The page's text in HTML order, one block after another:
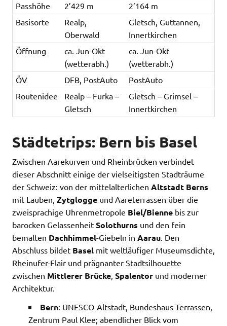
Passhöhe 2’429 m
2’164 m
Basisorte
Realp,
Oberwald
Gletsch, Guttannen,
Innertkirchen
Öffnung
ca. Jun-Okt
(wetterabh.)
ca. Jun-Okt
(wetterabh.)
ÖV
DFB, PostAuto
PostAuto
Routenidee
Realp – Furka –
Gletsch
Gletsch – Grimsel –
Innertkirchen
Städtetrips: Bern bis Basel
Zwischen Aarekurven und Rheinbrücken verbindet
dieser Abschnitt einige der vielseitigsten Stadträume
der Schweiz: von der mittelalterlichen Altstadt Berns
mit Lauben, Zytglogge und Aareterrassen über die
zweisprachige Uhrenmetropole Biel/Bienne bis zur
barocken Gelassenheit Solothurns und den fein
bemalten Dachhimmel-Giebeln in Aarau . Den
Abschluss bildet Basel mit weltläufiger Museumsdichte,
Rheinufer-Flair und prägnanter Stadtsilhouette
zwischen Mittlerer Brücke Spalentor und moderner
Architektur.
Bern: UNESCO-Altstadt, Bundeshaus-Terrassen,
Zentrum Paul Klee; abendlicher Blick vom